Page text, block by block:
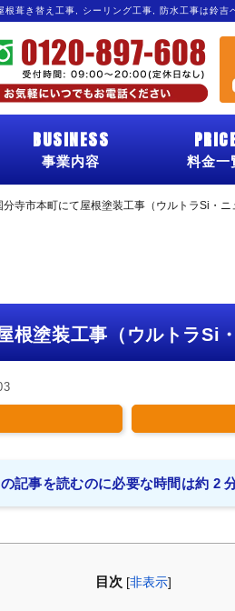
葺き替え工事, シーリング工事, 防水工事は鈴吉
BUSINESS
事業内容 料金一
分寺市本町にて屋根塗装工事（ウルトラSi・ニ
根塗装工事（ウルトラSi
記事を読むのに必要な時間は約 2
目次 [非表示]